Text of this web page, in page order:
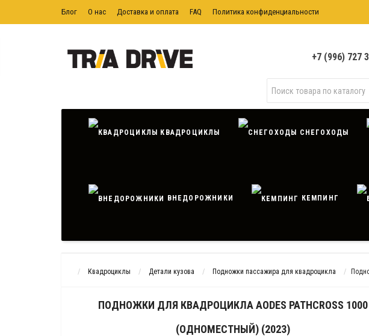
Блог О нас Доставка и оплата FAQ Политика конфиденциальности
+7 (996) 727
КВАДРОЦИКЛЫ СНЕГОХОДЫ
ВНЕДОРОЖНИКИ КЕМПИНГ
Квадроциклы Детали кузова Подножки пассажира для квадроцикла
ПОДНОЖКИ ДЛЯ КВАДРОЦИКЛА AODES PATHCROSS 1000
(ОДНОМЕСТНЫЙ) (2023)